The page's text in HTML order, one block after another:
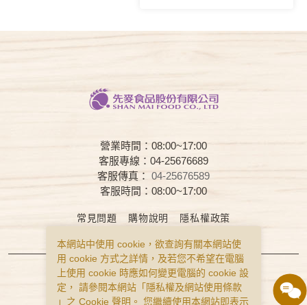
營業時間：08:00~17:00
客服專線：04-25676689
客服傳真： 04-25676589
客服時間：08:00~17:00
常見問題 購物說明
隱私權政策
Copyright © Smai All Rights Reserved.
食品業者登錄字號 B-122977643-00001-0
本網站中使用 cookie，欲查詢有關本網站使
用 cookie 方式之詳情，及若您不希望在電腦
上使用 cookie 時應如何變更電腦的 cookie 設
定， 請參閱本網站「 隱私權及網站使用條款
」之 Cookie 聲明。 您繼續使用本網站即表示